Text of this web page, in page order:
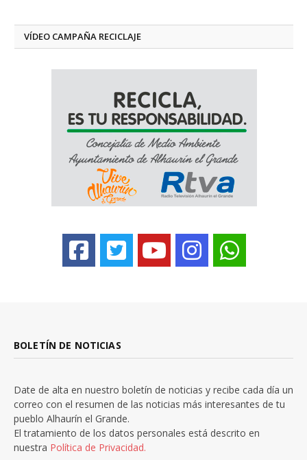
VÍDEO CAMPAÑA RECICLAJE
BOLETÍN DE NOTICIAS
Date de alta en nuestro boletín de noticias y recibe cada día un
correo con el resumen de las noticias más interesantes de tu
pueblo Alhaurín el Grande.
El tratamiento de los datos personales está descrito en
nuestra Política de Privacidad.